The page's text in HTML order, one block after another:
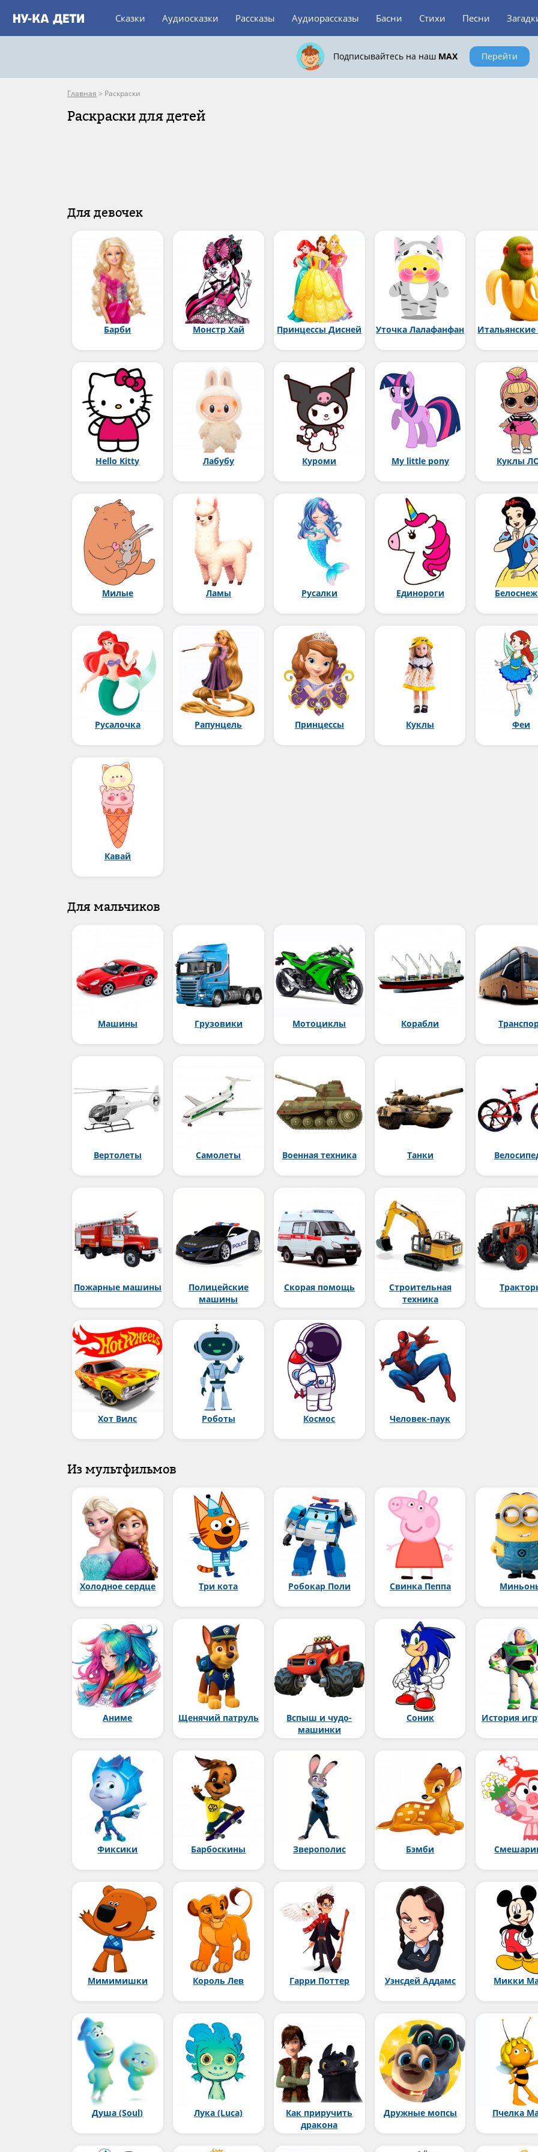
Сказки Аудиосказки Рассказы Аудиорассказы Басни Стихи Песни
Подписывайтесь на наш MAX Перейти
Главная > Раскраски
Раскраски для детей
Для девочек
Барби Монстр Хай Принцессы Дисней Уточка Лалафанфан
Hello Kitty Лабубу Куроми My little pony Куклы
Милые Ламы Русалки Единороги
Русалочка Рапунцель Принцессы Куклы Феи
Кавай
Для мальчиков
Машины Грузовики Мотоциклы Корабли
Вертолеты Самолеты Военная техника Танки
Пожарные машины
Полицейские
машины
Скорая помощь
Строительная
техника
Хот Вилс Роботы Космос Человек-паук
Из мультфильмов
Холодное сердце Три кота Робокар Поли Свинка Пеппа
Аниме Щенячий патруль
Вспыш и чудо-
машинки
Соник История
Фиксики Барбоскины Зверополис Бэмби
Мимимишки Король Лев Гарри Поттер Уэнсдей Аддамс Микки
Душа (Soul) Лука (Luca)
Как приручить
дракона
Дружные мопсы Пчелка